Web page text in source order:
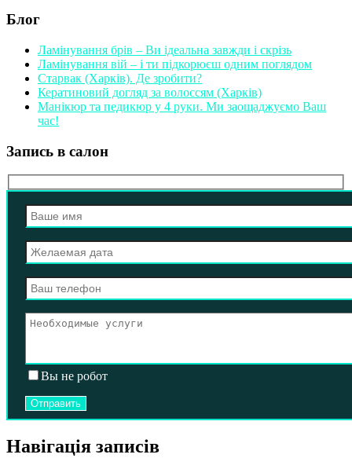
Блог
Ламінування брів – Ви ідеальна завжди і скрізь
Ламінування вій – і ти підкорюєш одним поглядом
Старвак (Харків). Де зробити?
Кератиновий догляд за волоссям (Харків)
Манікюр та педикюр у 4 руки. Ми заощаджуємо Ваш
час!
Запись в салон
Вы не робот
Навігація записів